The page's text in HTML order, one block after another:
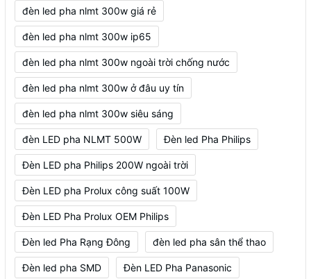
đèn led pha nlmt 300w giá rẻ
đèn led pha nlmt 300w ip65
đèn led pha nlmt 300w ngoài trời chống nước
đèn led pha nlmt 300w ở đâu uy tín
đèn led pha nlmt 300w siêu sáng
đèn LED pha NLMT 500W Đèn led Pha Philips
Đèn LED pha Philips 200W ngoài trời
Đèn LED pha Prolux công suất 100W
Đèn LED Pha Prolux OEM Philips
Đèn led Pha Rạng Đông đèn led pha sân thể thao
Đèn led pha SMD Đèn LED Pha Panasonic